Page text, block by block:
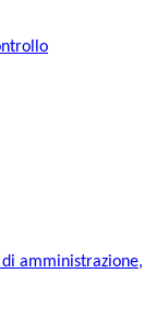
amministrazione,